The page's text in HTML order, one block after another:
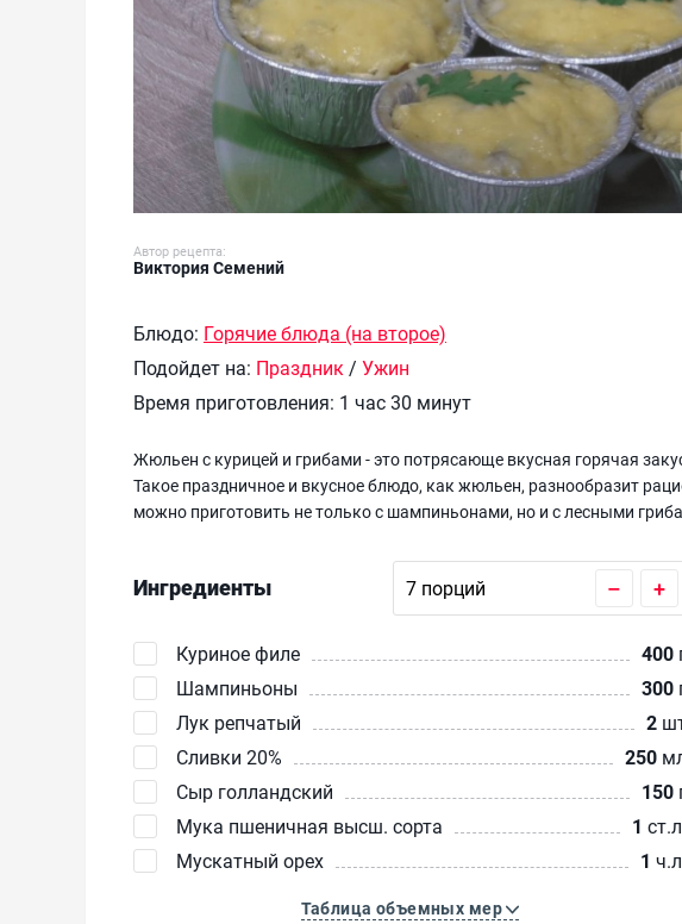
Автор рецепта:
Виктория Семений
Блюдо: Горячие блюда (на второе)
Подойдет на: Праздник / Ужин
Время приготовления: 1 час 30 минут
Жюльен с курицей и грибами - это потрясающе вкусная горячая
Такое праздничное и вкусное блюдо, как жюльен, разнообразит
можно приготовить не только с шампиньонами, но и с лесными
Ингредиенты – +
Куриное филе 400
Шампиньоны
300
Лук репчатый
2
Сливки 20%
250
Сыр голландский
150
Мука пшеничная высш. сорта
1
Мускатный орех
1
Таблица объемных мер